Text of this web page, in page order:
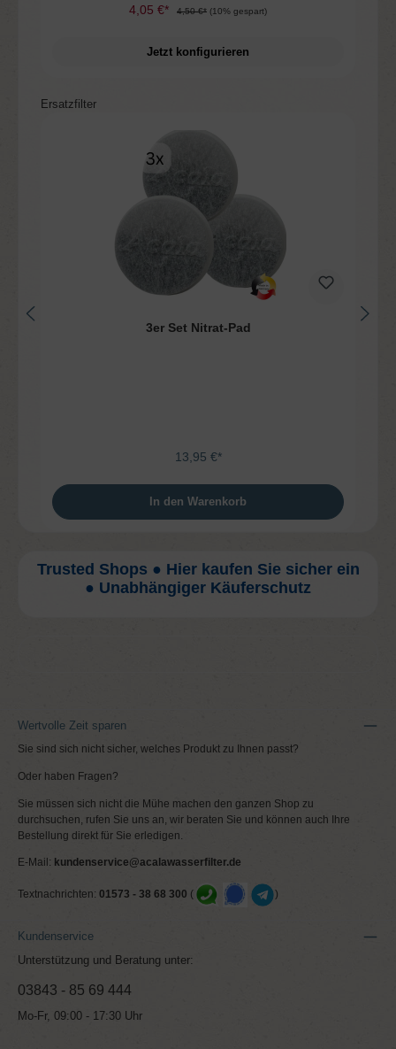
4,05 €* 4,50 €* (10% gespart)
Jetzt konfigurieren
Produktgalerie überspringen
Ersatzfilter
3er Set Nitrat-Pad
13,95 €*
In den Warenkorb
Trusted Shops ● Hier kaufen Sie sicher ein
● Unabhängiger Käuferschutz
Wertvolle Zeit sparen
Sie sind sich nicht sicher, welches Produkt zu Ihnen passt?
Oder haben Fragen?
Sie müssen sich nicht die Mühe machen den ganzen Shop zu
durchsuchen, rufen Sie uns an, wir beraten Sie und können auch Ihre
Bestellung direkt für Sie erledigen.
E-Mail: kundenservice@acalawasserfilter.de
Textnachrichten: 01573 - 38 68 300 ( )
Kundenservice
Unterstützung und Beratung unter:
03843 - 85 69 444
Mo-Fr, 09:00 - 17:30 Uhr